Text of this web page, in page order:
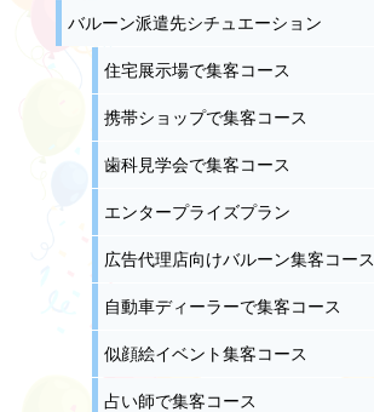
バルーン派遣先シチュエーション
住宅展示場で集客コース
携帯ショップで集客コース
歯科見学会で集客コース
エンタープライズプラン
広告代理店向けバルーン集客コース
自動車ディーラーで集客コース
似顔絵イベント集客コース
占い師で集客コース